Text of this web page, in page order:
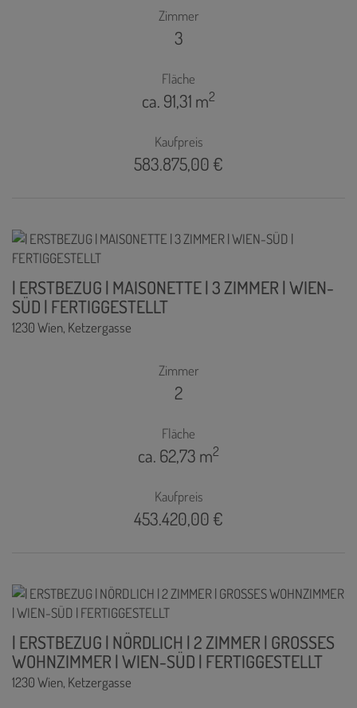
Zimmer
3
Fläche
ca. 91,31 m2
Kaufpreis
583.875,00 €
| ERSTBEZUG | MAISONETTE | 3 ZIMMER | WIEN-
SÜD | FERTIGGESTELLT
1230 Wien, Ketzergasse
Zimmer
2
Fläche
ca. 62,73 m2
Kaufpreis
453.420,00 €
| ERSTBEZUG | NÖRDLICH | 2 ZIMMER | GROSSES
WOHNZIMMER | WIEN-SÜD | FERTIGGESTELLT
1230 Wien, Ketzergasse